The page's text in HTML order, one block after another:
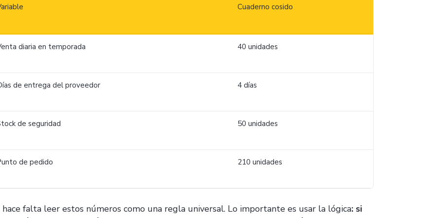
Cuaderno cosido
diaria en temporada 40 unidades
de entrega del proveedor 4 días
de seguridad 50 unidades
de pedido 210 unidades
hace falta leer estos números como una regla universal. Lo importante es usar la lógica: si